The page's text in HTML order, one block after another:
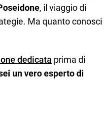
, il viaggio di
Ma quanto conosci
dedicata prima di
un vero esperto di